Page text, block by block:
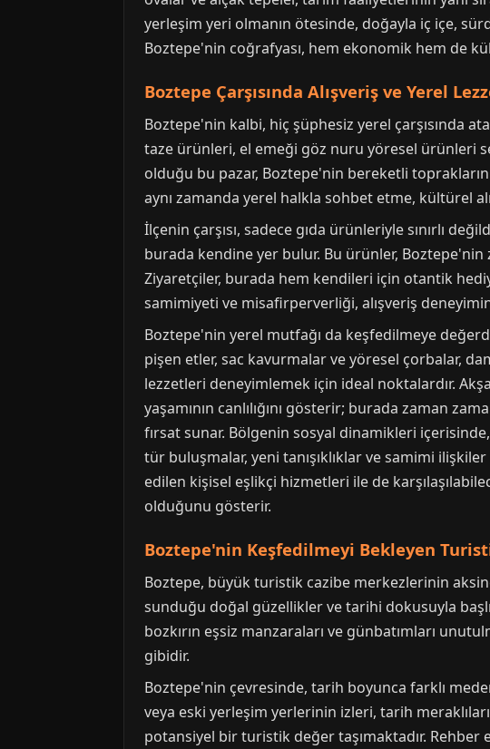
yerleşim yeri olmanın ötesinde, doğayla iç içe,
Boztepe'nin coğrafyası, hem ekonomik hem de
Boztepe Çarşısında Alışveriş ve Yerel
Boztepe'nin kalbi, hiç şüphesiz yerel çarşısında
taze ürünleri, el emeği göz nuru yöresel ürünleri
olduğu bu pazar, Boztepe'nin bereketli
aynı zamanda yerel halkla sohbet etme, kültürel
İlçenin çarşısı, sadece gıda ürünleriyle sınırlı
burada kendine yer bulur. Bu ürünler, Boztepe'nin
Ziyaretçiler, burada hem kendileri için otantik
samimiyeti ve misafirperverliği, alışveriş
Boztepe'nin yerel mutfağı da keşfedilmeye
pişen etler, sac kavurmalar ve yöresel çorbalar,
lezzetleri deneyimlemek için ideal noktalardır.
yaşamının canlılığını gösterir; burada zaman
fırsat sunar. Bölgenin sosyal dinamikleri
tür buluşmalar, yeni tanışıklıklar ve samimi
edilen kişisel eşlikçi hizmetleri ile de
olduğunu gösterir.
Boztepe'nin Keşfedilmeyi Bekleyen
Boztepe, büyük turistik cazibe merkezlerinin
sunduğu doğal güzellikler ve tarihi dokusuyla
bozkırın eşsiz manzaraları ve günbatımları
gibidir.
Boztepe'nin çevresinde, tarih boyunca farklı
veya eski yerleşim yerlerinin izleri, tarih
potansiyel bir turistik değer taşımaktadır. Rehber